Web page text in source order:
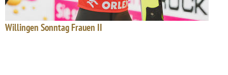
Willingen Sonntag Frauen II